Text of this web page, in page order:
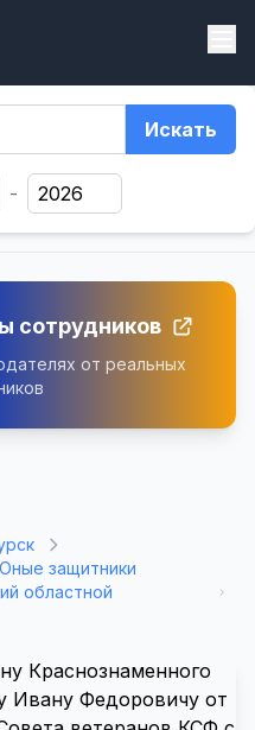
Искать
-
сотрудников
от реальных
защитники
областной